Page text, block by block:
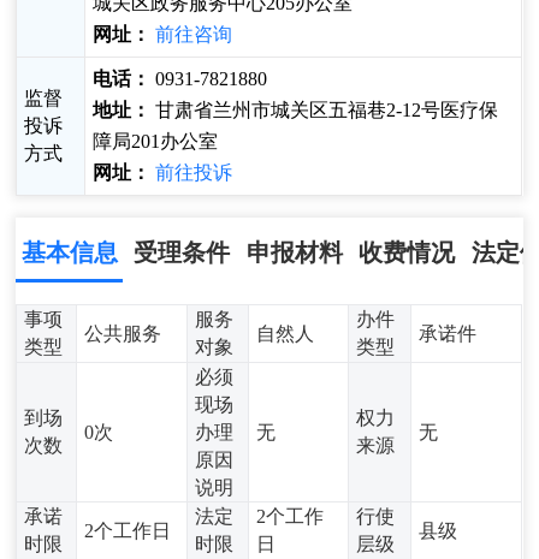
网址： 前往咨询
监督
投诉
方式
电话： 0931-7821880
地址： 甘肃省兰州市城关区五福巷2-12号医疗保
障局201办公室
网址： 前往投诉
基本信息 受理条件 申报材料 收费情况 法定
事项
类型
公共服务
服务
对象
自然人
办件
类型
承诺件
到场
次数
0次
必须
现场
办理
原因
说明
无
权力
来源
无
承诺
时限
2个工作日
法定
时限
2个工作
日
行使
层级
县级